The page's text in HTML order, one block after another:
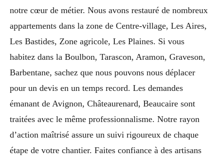
notre cœur de métier. Nous avons restauré de nombreux
appartements dans la zone de Centre-village, Les Aires,
Les Bastides, Zone agricole, Les Plaines. Si vous
habitez dans la Boulbon, Tarascon, Aramon, Graveson,
Barbentane, sachez que nous pouvons nous déplacer
pour un devis en un temps record. Les demandes
émanant de Avignon, Châteaurenard, Beaucaire sont
traitées avec le même professionnalisme. Notre rayon
d’action maîtrisé assure un suivi rigoureux de chaque
étape de votre chantier. Faites confiance à des artisans